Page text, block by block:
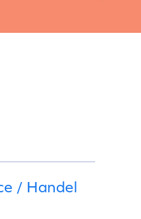
/ Handel